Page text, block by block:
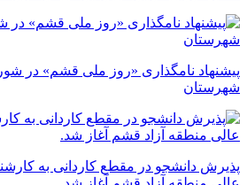
پیشنهاد نامگذاری «روز ملی قشم» در
شهرستان
پذیرش دانشجو در مقطع کاردانی به